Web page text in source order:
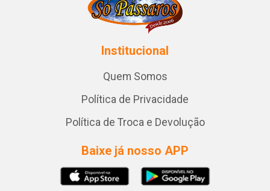
Institucional
Quem Somos
Política de Privacidade
Política de Troca e Devolução
Baixe já nosso APP